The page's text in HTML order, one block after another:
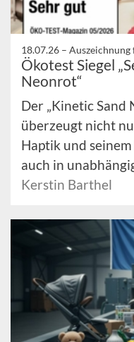
18.07.26 –
Ökotest Siegel
Neonrot“
Der „Kinetic Sand
überzeugt nicht
Haptik und
auch in
Kerstin Barthel